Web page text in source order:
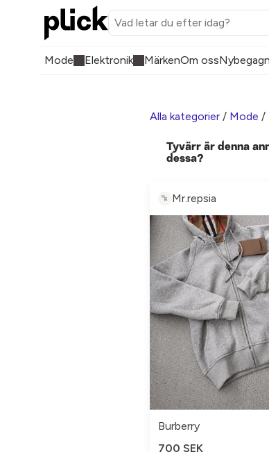
Mode Elektronik MärkenOm oss
Alla kategorier / Mode /
Tyvärr är denna
dessa?
Mr.repsia
Burberry
700 SEK